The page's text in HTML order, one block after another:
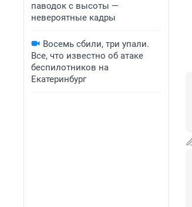
паводок с высоты —
невероятные кадры
Восемь сбили, три упали.
Все, что известно об атаке
беспилотников на
Екатеринбург